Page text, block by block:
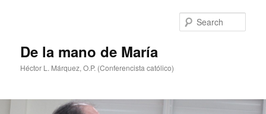
De la mano de María
Héctor L. Márquez, O.P. (Conferencista católico)